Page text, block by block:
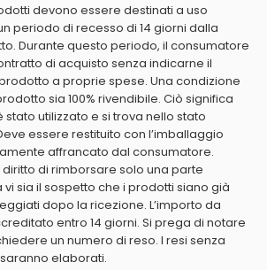
devono essere destinati a uso
periodo di recesso di 14 giorni dalla
Durante questo periodo, il consumatore
di acquisto senza indicarne il
a proprie spese. Una condizione
sia 100% rivendibile. Ciò significa
utilizzato e si trova nello stato
essere restituito con l’imballaggio
affrancato dal consumatore.
diritto di rimborsare solo una parte
sia il sospetto che i prodotti siano già
dopo la ricezione. L’importo da
entro 14 giorni. Si prega di notare
un numero di reso. I resi senza
elaborati.